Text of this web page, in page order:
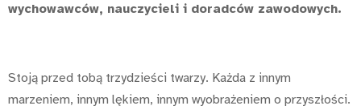
wychowawców, nauczycieli i doradców zawodowych.
Stoją przed tobą trzydzieści twarzy. Każda z innym
marzeniem, innym lękiem, innym wyobrażeniem o przyszłości.